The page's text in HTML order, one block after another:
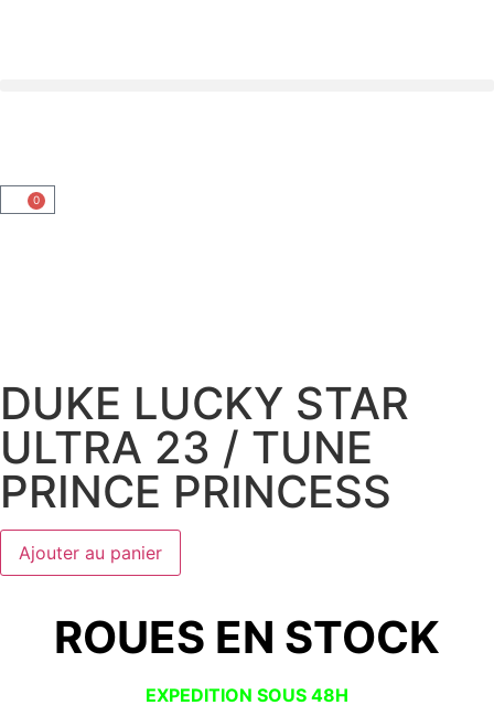
0
DUKE LUCKY STAR
ULTRA 23 / TUNE
PRINCE PRINCESS
Ajouter au panier
ROUES EN STOCK
EXPEDITION SOUS 48H